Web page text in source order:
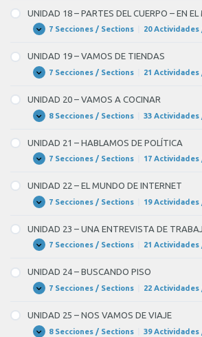
–
DEPORTES
Y
UNIDAD 18 – PARTES DEL CUERPO – EN EL
Expandir
UNIDAD
–
PARTES
DEL
CUERPO
EN
EL
MÉDICO
7 Secciones / Sections 20 Actividades
UNIDAD 19 – VAMOS DE TIENDAS
Expandir
UNIDAD
–
VAMOS
DE
TIENDAS
7 Secciones / Sections 21 Actividades
UNIDAD 20 – VAMOS A COCINAR
Expandir
UNIDAD
–
VAMOS
A
COCINAR
8 Secciones / Sections 33 Actividades
UNIDAD 21 – HABLAMOS DE POLÍTICA
Expandir
UNIDAD
–
HABLAMOS
DE
POLÍTICA
7 Secciones / Sections 17 Actividades
UNIDAD 22 – EL MUNDO DE INTERNET
Expandir
UNIDAD
–
EL
MUNDO
7 Secciones / Sections 19 Actividades
UNIDAD 23 – UNA ENTREVISTA DE
Expandir
UNIDAD
–
UNA
ENTREVISTA
DE
7 Secciones / Sections 21 Actividades
UNIDAD 24 – BUSCANDO PISO
Expandir
UNIDAD
–
BUSCANDO
PISO
7 Secciones / Sections 22 Actividades
UNIDAD 25 – NOS VAMOS DE VIAJE
Expandir
UNIDAD8 Secciones / Sections 39 Actividades